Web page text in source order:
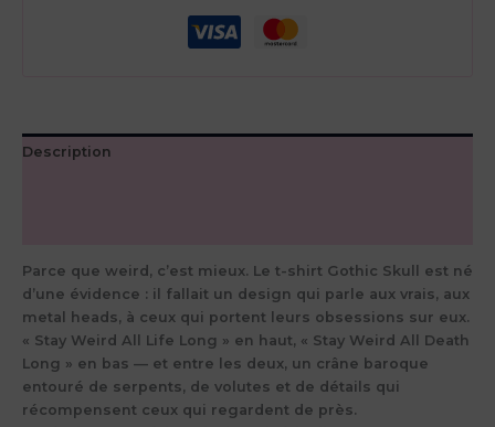
long
Description
Parce que weird, c’est mieux. Le t-shirt Gothic Skull est né
d’une évidence : il fallait un design qui parle aux vrais, aux
metal heads, à ceux qui portent leurs obsessions sur eux.
« Stay Weird All Life Long » en haut, « Stay Weird All Death
Long » en bas — et entre les deux, un crâne baroque
entouré de serpents, de volutes et de détails qui
récompensent ceux qui regardent de près.